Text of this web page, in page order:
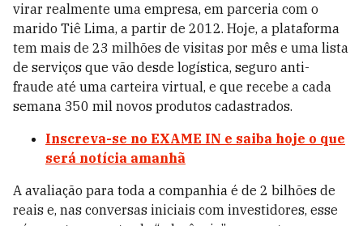
virar realmente uma empresa, em parceria com o
marido Tiê Lima, a partir de 2012. Hoje, a plataforma
tem mais de 23 milhões de visitas por mês e uma lista
de serviços que vão desde logística, seguro anti-
fraude até uma carteira virtual, e que recebe a cada
semana 350 mil novos produtos cadastrados.
Inscreva-se no EXAME IN e saiba hoje o que
será notícia amanhã
A avaliação para toda a companhia é de 2 bilhões de
reais e, nas conversas iniciais com investidores, esse